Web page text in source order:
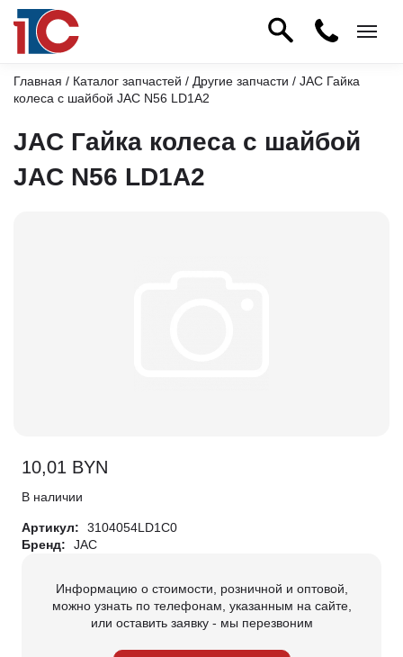
Главная / Каталог запчастей / Другие запчасти / JAC Гайка
колеса с шайбой JAC N56 LD1A2
JAC Гайка колеса с шайбой
JAC N56 LD1A2
10,01 BYN
В наличии
Артикул:
3104054LD1C0
Бренд:
JAC
Информацию о стоимости, розничной и оптовой,
можно узнать по телефонам, указанным на сайте,
или оставить заявку - мы перезвоним